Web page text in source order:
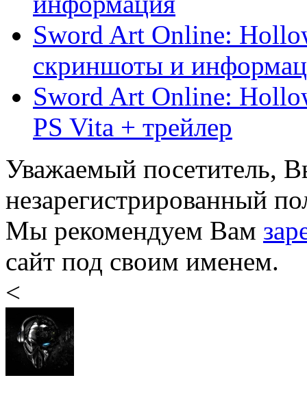
Sword Art Online:
скриншоты и
Sword Art Online:
PS Vita + трейлер
Уважаемый посетитель,
незарегистрированный
Мы рекомендуем Вам
сайт под своим именем.
<